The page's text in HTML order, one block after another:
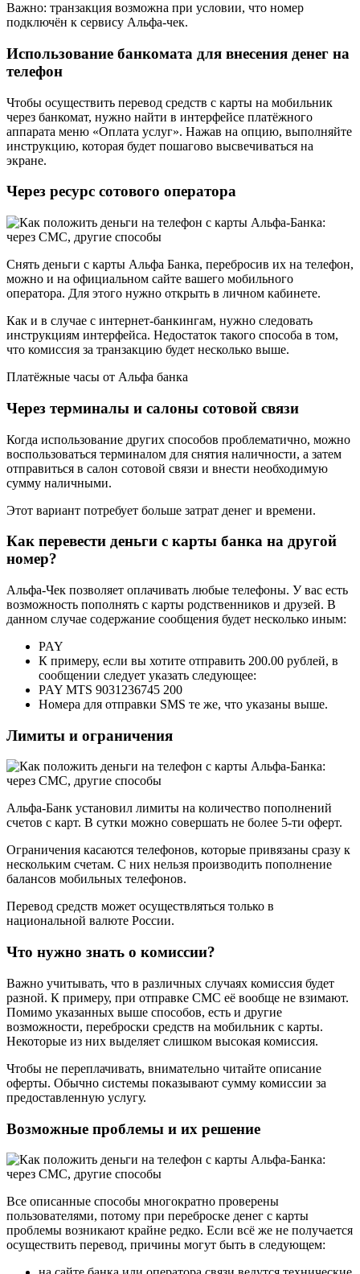
Важно: транзакция возможна при условии, что номер
подключён к сервису Альфа-чек.
Использование банкомата для внесения денег на
телефон
Чтобы осуществить перевод средств с карты на мобильник
через банкомат, нужно найти в интерфейсе платёжного
аппарата меню «Оплата услуг». Нажав на опцию, выполняйте
инструкцию, которая будет пошагово высвечиваться на
экране.
Через ресурс сотового оператора
Снять деньги с карты Альфа Банка, перебросив их на телефон,
можно и на официальном сайте вашего мобильного
оператора. Для этого нужно открыть в личном кабинете.
Как и в случае с интернет-банкингам, нужно следовать
инструкциям интерфейса. Недостаток такого способа в том,
что комиссия за транзакцию будет несколько выше.
Платёжные часы от Альфа банка
Через терминалы и салоны сотовой связи
Когда использование других способов проблематично, можно
воспользоваться терминалом для снятия наличности, а затем
отправиться в салон сотовой связи и внести необходимую
сумму наличными.
Этот вариант потребует больше затрат денег и времени.
Как перевести деньги с карты банка на другой
номер?
Альфа-Чек позволяет оплачивать любые телефоны. У вас есть
возможность пополнять с карты родственников и друзей. В
данном случае содержание сообщения будет несколько иным:
PAY
К примеру, если вы хотите отправить 200.00 рублей, в
сообщении следует указать следующее:
PAY MTS 9031236745 200
Номера для отправки SMS те же, что указаны выше.
Лимиты и ограничения
Альфа-Банк установил лимиты на количество пополнений
счетов с карт. В сутки можно совершать не более 5-ти оферт.
Ограничения касаются телефонов, которые привязаны сразу к
нескольким счетам. С них нельзя производить пополнение
балансов мобильных телефонов.
Перевод средств может осуществляться только в
национальной валюте России.
Что нужно знать о комиссии?
Важно учитывать, что в различных случаях комиссия будет
разной. К примеру, при отправке СМС её вообще не взимают.
Помимо указанных выше способов, есть и другие
возможности, переброски средств на мобильник с карты.
Некоторые из них выделяет слишком высокая комиссия.
Чтобы не переплачивать, внимательно читайте описание
оферты. Обычно системы показывают сумму комиссии за
предоставленную услугу.
Возможные проблемы и их решение
Все описанные способы многократно проверены
пользователями, потому при переброске денег с карты
проблемы возникают крайне редко. Если всё же не получается
осуществить перевод, причины могут быть в следующем: